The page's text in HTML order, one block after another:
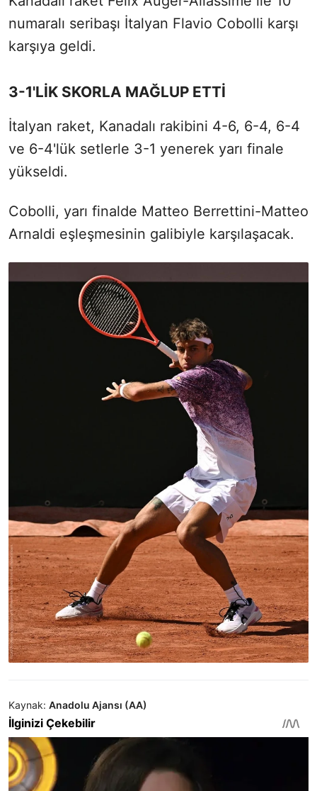
numaralı seribaşı İtalyan Flavio Cobolli karşı
karşıya geldi.
3-1'LİK SKORLA MAĞLUP ETTİ
İtalyan raket, Kanadalı rakibini 4-6, 6-4, 6-4
ve 6-4'lük setlerle 3-1 yenerek yarı finale
yükseldi.
Cobolli, yarı finalde Matteo Berrettini-Matteo
Arnaldi eşleşmesinin galibiyle karşılaşacak.
Kaynak: Anadolu Ajansı (AA)